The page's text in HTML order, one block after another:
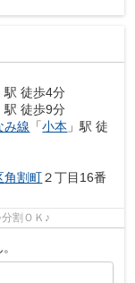
駅 徒歩4分
駅 徒歩9分
み線 「小本 」駅 徒
角割町２丁目16番
割ＯＫ♪